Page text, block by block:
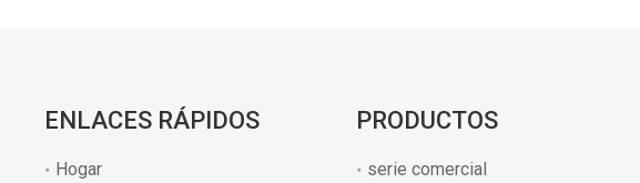
ENLACES RÁPIDOS
Hogar
PRODUCTOS
serie comercial